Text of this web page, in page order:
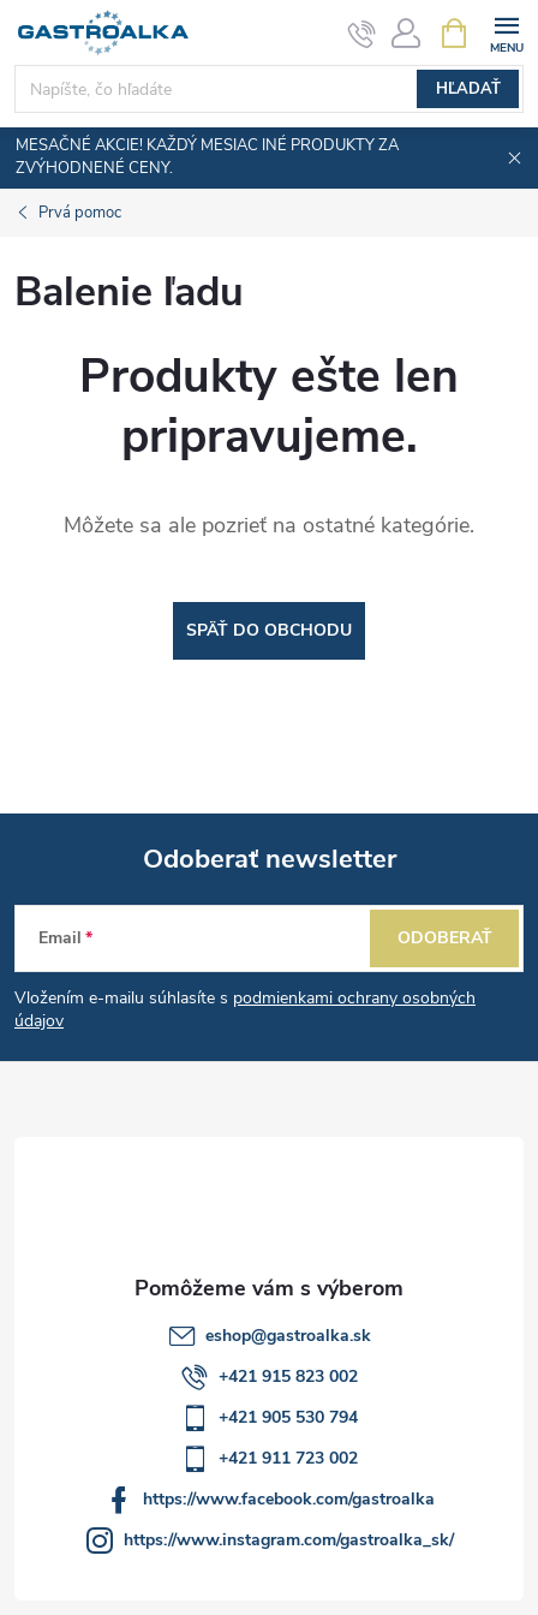
obsah
HĽADAŤ
KOŠÍK
MESAČNÉ AKCIE! KAŽDÝ MESIAC INÉ PRODUKTY ZA
ZVÝHODNENÉ CENY.
Prvá pomoc
Balenie ľadu
Produkty ešte len
pripravujeme.
Môžete sa ale pozrieť na ostatné kategórie.
SPÄŤ DO OBCHODU
Z
á
p
Odoberať newsletter
Email
Vložením e-mailu súhlasíte s podmienkami ochrany osobných
údajov
ODOBERAŤ
eshop@gastroalka.sk
+421 915 823 002
+421 905 530 794
+421 911 723 002
https://www.facebook.com/gastroalka
https://www.instagram.com/gastroalka_sk/